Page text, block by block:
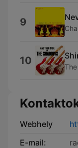
9
10
Webhely
E-mail: